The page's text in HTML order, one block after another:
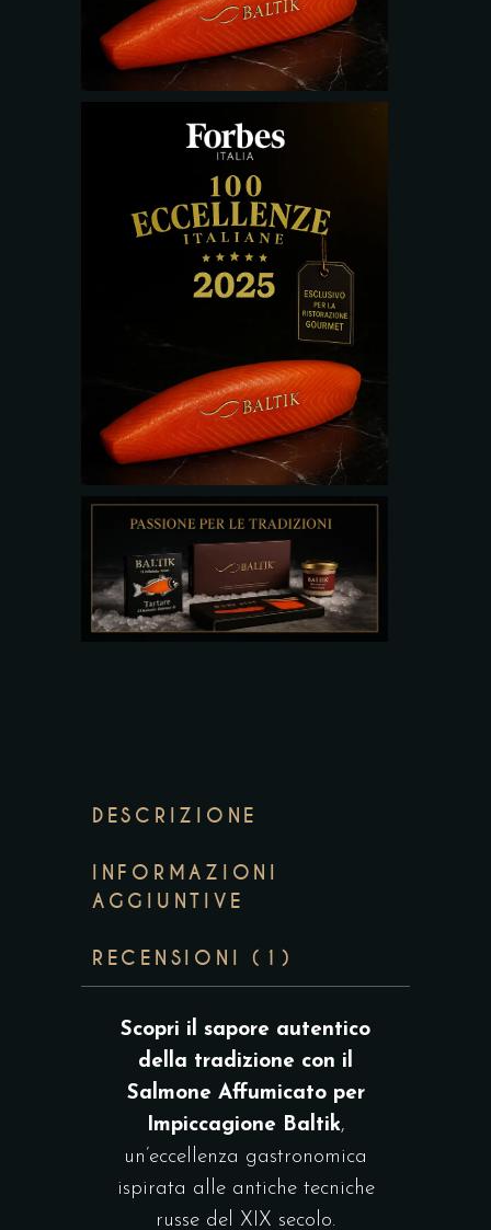
DESCRIZIONE
INFORMAZIONI
AGGIUNTIVE
RECENSIONI (1)
Scopri il sapore autentico
della tradizione con il
Salmone Affumicato per
Impiccagione Baltik,
un’eccellenza gastronomica
ispirata alle antiche tecniche
russe del XIX secolo.